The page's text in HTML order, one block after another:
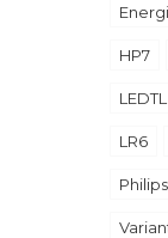
HP7
LEDTL
LR6
Philips